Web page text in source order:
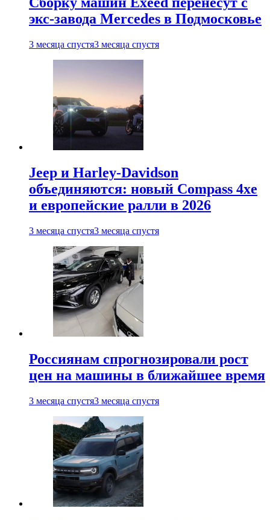
экс-завода Mercedes в Подмосковье
3 месяца спустя3 месяца спустя
Jeep и Harley-Davidson
объединяются: новый Compass 4xe
и европейские ралли в 2026
3 месяца спустя3 месяца спустя
Россиянам спрогнозировали рост
цен на машины в ближайшее время
3 месяца спустя3 месяца спустя